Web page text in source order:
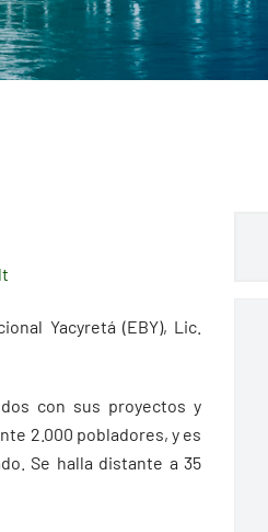
Yacyretá (EBY), Lic.
con sus proyectos y
2.000 pobladores, y es
Se halla distante a 35